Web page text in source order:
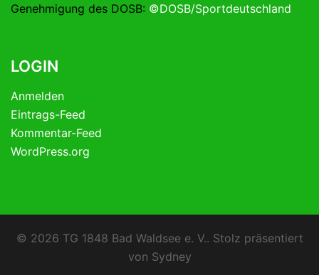
Genehmigung des DOSB: ©DOSB/Sportdeutschland
LOGIN
Anmelden
Eintrags-Feed
Kommentar-Feed
WordPress.org
© 2026 TG 1848 Bad Waldsee e. V.. Stolz präsentiert
von Sydney